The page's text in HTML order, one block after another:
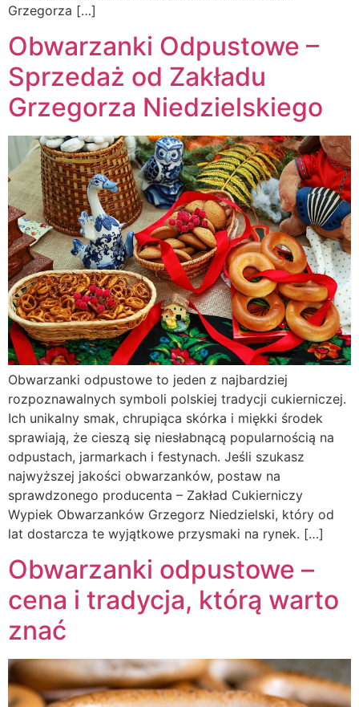
Grzegorza […]
Obwarzanki Odpustowe –
Sprzedaż od Zakładu
Grzegorza Niedzielskiego
Obwarzanki odpustowe to jeden z najbardziej
rozpoznawalnych symboli polskiej tradycji cukierniczej.
Ich unikalny smak, chrupiąca skórka i miękki środek
sprawiają, że cieszą się niesłabnącą popularnością na
odpustach, jarmarkach i festynach. Jeśli szukasz
najwyższej jakości obwarzanków, postaw na
sprawdzonego producenta – Zakład Cukierniczy
Wypiek Obwarzanków Grzegorz Niedzielski, który od
lat dostarcza te wyjątkowe przysmaki na rynek. […]
Obwarzanki odpustowe –
cena i tradycja, którą warto
znać